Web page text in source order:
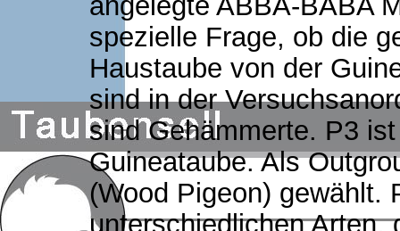
spezielle Frage, ob die
Haustaube von der
sind in der
sind Gehämmerte. P3
Guineataube. Als
(Wood Pigeon) gewählt.
unterschiedlichen Arten,